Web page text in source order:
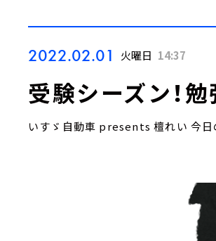
2022.02.01 火曜日 14:37
受験シーズン！
いすゞ自動車 presents 檀れい 今日